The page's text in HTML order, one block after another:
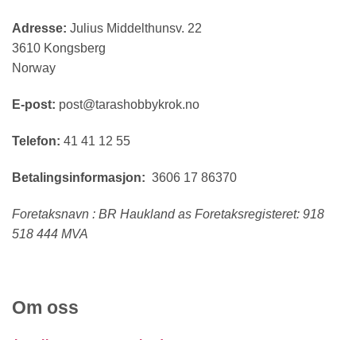
Adresse: Julius Middelthunsv. 22
3610 Kongsberg
Norway
E-post: post@tarashobbykrok.no
Telefon: 41 41 12 55
Betalingsinformasjon: 3606 17 86370
Foretaksnavn : BR Haukland as Foretaksregisteret: 918
518 444 MVA
Om oss